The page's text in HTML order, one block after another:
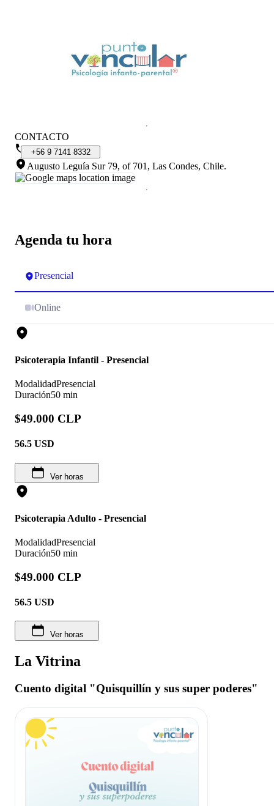
Agenda tu hora
Presencial
Online
Psicoterapia Infantil - Presencial
ModalidadPresencial
Duración50 min
$49.000 CLP
56.5 USD
Ver horas
Psicoterapia Adulto - Presencial
ModalidadPresencial
Duración50 min
$49.000 CLP
56.5 USD
Ver horas
La Vitrina
Cuento digital "Quisquillín y sus super poderes"
CONTACTO
+56 9 7141 8332
Augusto Leguía Sur 79, of 701, Las Condes, Chile.